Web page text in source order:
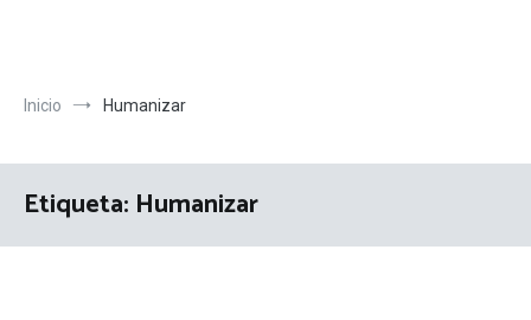
Inicio Humanizar
Etiqueta: Humanizar